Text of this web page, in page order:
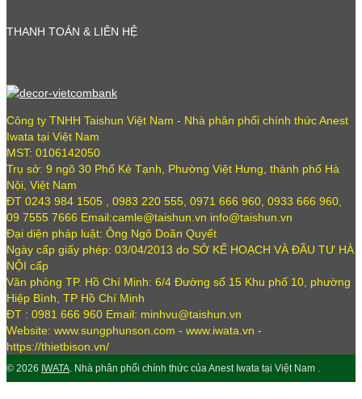
THANH TOÁN & LIÊN HỆ
Công ty TNHH Taishun Việt Nam - Nhà phân phối chính thức Anest
Iwata tại Việt Nam
MST: 0106142050
Trụ sở: 9 ngõ 30 Phố Kẻ Tạnh, Phường Việt Hưng, thành phố Hà
Nội, Việt Nam
ĐT 0243 984 1505 , 0983 220 555, 0971 666 960, 0933 666 960,
09 7555 7666 Email:camle@taishun.vn info@taishun.vn
Đại diện pháp luật: Ông Ngô Doãn Quyết
Ngày cấp giấy phép: 03/04/2013 do SỞ KẾ HOẠCH VÀ ĐẦU TƯ HÀ
NỘI cấp
Văn phòng TP. Hồ Chí Minh: 6/4 Đường số 15 Khu phố 10, phường
Hiệp Bình, TP Hồ Chí Minh
ĐT : 0981 666 960 Email: minhvu@taishun.vn
Website: www.sungphunson.com - www.iwata.vn -
https://thietbison.vn/
© 2026 IWATA. Nhà phân phối chính thức của Anest Iwata tại Việt Nam .